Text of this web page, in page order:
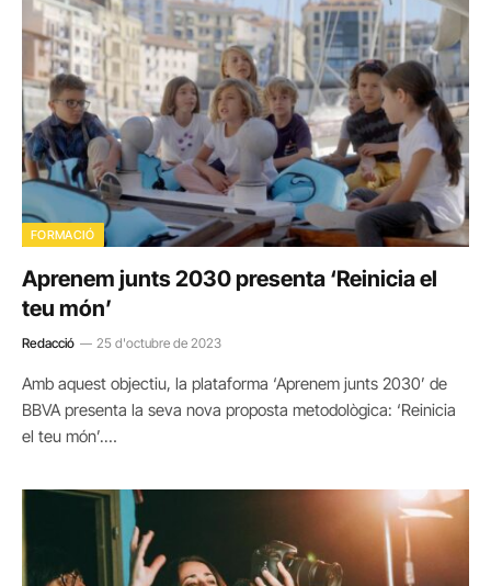
FORMACIÓ
Aprenem junts 2030 presenta ‘Reinicia el
teu món’
Redacció 25 d'octubre de 2023
Amb aquest objectiu, la plataforma ‘Aprenem junts 2030’ de
BBVA presenta la seva nova proposta metodològica: ‘Reinicia
el teu món’.…